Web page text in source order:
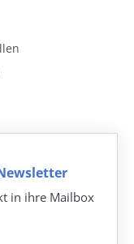
in ihre Mailbox